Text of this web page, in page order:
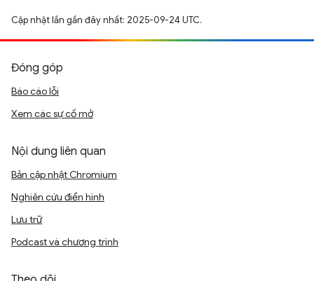
Cập nhật lần gần đây nhất: 2025-09-24 UTC.
Đóng góp
Báo cáo lỗi
Xem các sự cố mở
Nội dung liên quan
Bản cập nhật Chromium
Nghiên cứu điển hình
Lưu trữ
Podcast và chương trình